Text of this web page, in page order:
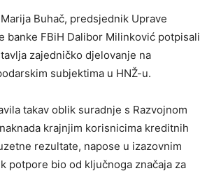
Buhač, predsjednik Uprave
banke FBiH Dalibor Milinković potpisali
zajedničko djelovanje na
subjektima u HNŽ-u.
takav oblik suradnje s Razvojnom
krajnjim korisnicima kreditnih
rezultate, napose u izazovnim
potpore bio od ključnoga značaja za